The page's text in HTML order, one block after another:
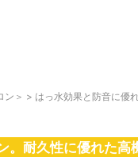
ン＞ > はっ水効果と防音に優
。耐久性に優れた高